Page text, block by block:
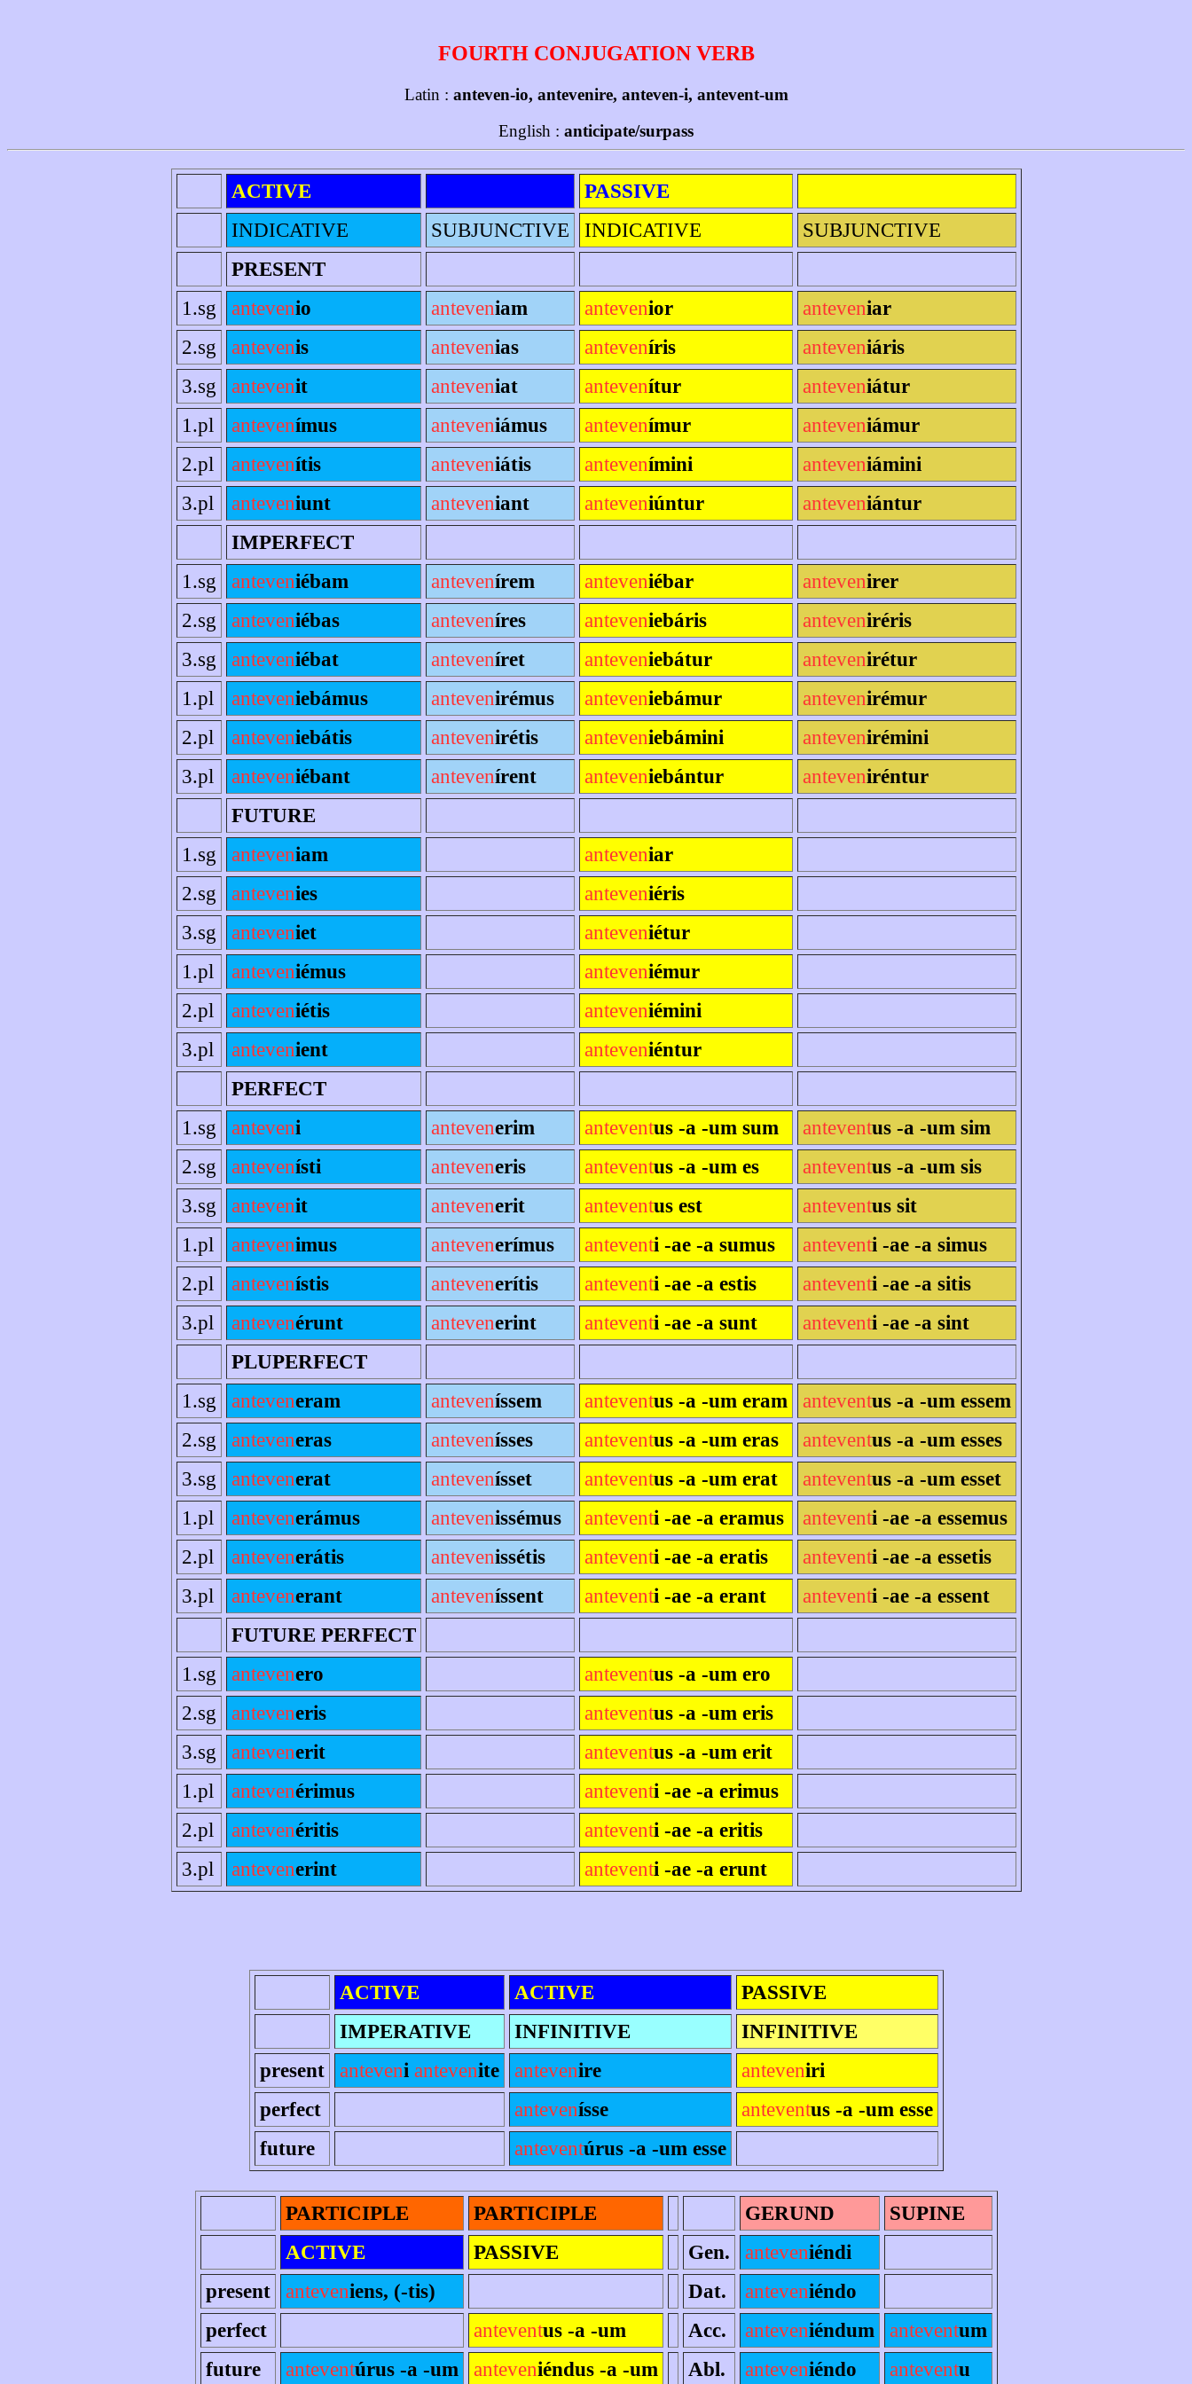
FOURTH CONJUGATION VERB
Latin : anteven-io, antevenire, anteven-i, antevent-um
English : anticipate/surpass
ACTIVE
PASSIVE
INDICATIVE
SUBJUNCTIVE INDICATIVE
SUBJUNCTIVE
PRESENT
1.sg
antevenio anteveniam antevenior anteveniar
2.sg
antevenis antevenias anteveníris anteveniáris
3.sg
antevenit anteveniat antevenítur anteveniátur
1.pl
antevenímus anteveniámus antevenímur anteveniámur
2.pl
antevenítis anteveniátis antevenímini anteveniámini
3.pl
anteveniunt anteveniant anteveniúntur anteveniántur
IMPERFECT
1.sg
anteveniébam antevenírem anteveniébar antevenirer
2.sg
anteveniébas anteveníres anteveniebáris anteveniréris
3.sg
anteveniébat anteveníret anteveniebátur antevenirétur
1.pl
anteveniebámus antevenirémus anteveniebámur antevenirémur
2.pl
anteveniebátis antevenirétis anteveniebámini antevenirémini
3.pl
anteveniébant antevenírent anteveniebántur anteveniréntur
FUTURE
1.sg
anteveniam anteveniar
2.sg
antevenies anteveniéris
3.sg
anteveniet anteveniétur
1.pl
anteveniémus anteveniémur
2.pl
anteveniétis anteveniémini
3.pl
antevenient anteveniéntur
PERFECT
1.sg
anteveni antevenerim anteventus -a -um sum anteventus -a -um sim
2.sg
antevenísti anteveneris anteventus -a -um es anteventus -a -um sis
3.sg
antevenit antevenerit anteventus est anteventus sit
1.pl
antevenimus antevenerímus anteventi -ae -a sumus anteventi -ae -a simus
2.pl
antevenístis antevenerítis anteventi -ae -a estis anteventi -ae -a sitis
3.pl
antevenérunt antevenerint anteventi -ae -a sunt anteventi -ae -a sint
PLUPERFECT
1.sg
anteveneram anteveníssem anteventus -a -um eram anteventus -a -um essem
2.sg
anteveneras antevenísses anteventus -a -um eras anteventus -a -um esses
3.sg
antevenerat antevenísset anteventus -a -um erat anteventus -a -um esset
1.pl
antevenerámus antevenissémus anteventi -ae -a eramus anteventi -ae -a essemus
2.pl
antevenerátis antevenissétis anteventi -ae -a eratis anteventi -ae -a essetis
3.pl
antevenerant anteveníssent anteventi -ae -a erant anteventi -ae -a essent
FUTURE PERFECT
1.sg
antevenero anteventus -a -um ero
2.sg
anteveneris anteventus -a -um eris
3.sg
antevenerit anteventus -a -um erit
1.pl
antevenérimus anteventi -ae -a erimus
2.pl
antevenéritis anteventi -ae -a eritis
3.pl
antevenerint anteventi -ae -a erunt
ACTIVE ACTIVE
PASSIVE
IMPERATIVE
INFINITIVE
INFINITIVE
present
anteveni antevenite antevenire anteveniri
perfect
antevenísse anteventus -a -um esse
future
anteventúrus -a -um esse
PARTICIPLE PARTICIPLE GERUND
SUPINE
ACTIVE
PASSIVE Gen. anteveniéndi
present
anteveniens, (-tis) Dat. anteveniéndo
perfect
anteventus -a -um Acc. anteveniéndum anteventum
future
anteventúrus -a -um anteveniéndus -a -um Abl. anteveniéndo anteventu